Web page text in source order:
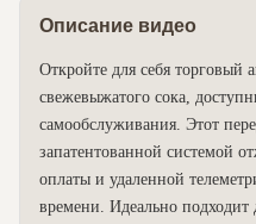
Описание видео
Откройте для себя торговый
свежевыжатого сока,
самообслуживания. Этот
запатентованной системой
оплаты и удаленной
времени. Идеально подходит